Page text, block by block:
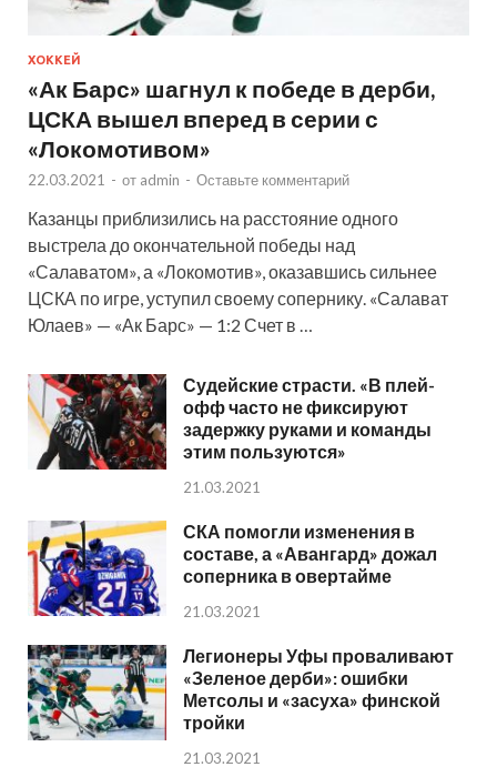
ХОККЕЙ
«Ак Барс» шагнул к победе в дерби,
ЦСКА вышел вперед в серии с
«Локомотивом»
22.03.2021 - от admin - Оставьте комментарий
Казанцы приблизились на расстояние одного
выстрела до окончательной победы над
«Салаватом», а «Локомотив», оказавшись сильнее
ЦСКА по игре, уступил своему сопернику. «Салават
Юлаев» — «Ак Барс» — 1:2 Счет в …
Судейские страсти. «В плей-
офф часто не фиксируют
задержку руками и команды
этим пользуются»
21.03.2021
СКА помогли изменения в
составе, а «Авангард» дожал
соперника в овертайме
21.03.2021
Легионеры Уфы проваливают
«Зеленое дерби»: ошибки
Метсолы и «засуха» финской
тройки
21.03.2021